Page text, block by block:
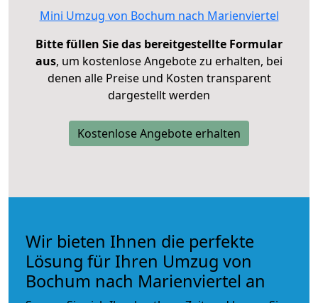
Mini Umzug von Bochum nach Marienviertel
Bitte füllen Sie das bereitgestellte Formular
aus, um kostenlose Angebote zu erhalten, bei
denen alle Preise und Kosten transparent
dargestellt werden
Kostenlose Angebote erhalten
Wir bieten Ihnen die perfekte
Lösung für Ihren Umzug von
Bochum nach Marienviertel an